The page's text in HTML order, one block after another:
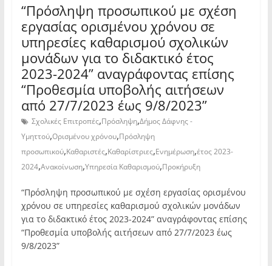
“Πρόσληψη προσωπικού με σχέση
εργασίας ορισμένου χρόνου σε
υπηρεσίες καθαρισμού σχολικών
μονάδων για το διδακτικό έτος
2023-2024” αναγράφοντας επίσης
“Προθεσμία υποβολής αιτήσεων
από 27/7/2023 έως 9/8/2023”
Σχολικές Επιτροπές,Πρόσληψη,Δήμος Δάφνης -
Υμηττού,Ορισμένου χρόνου,Πρόσληψη
προσωπικού,Καθαριστές,Καθαρίστριες,Ενημέρωση,έτος 2023-
2024,Ανακοίνωση,Υπηρεσία Καθαρισμού,Προκήρυξη
“Πρόσληψη προσωπικού με σχέση εργασίας ορισμένου
χρόνου σε υπηρεσίες καθαρισμού σχολικών μονάδων
για το διδακτικό έτος 2023-2024” αναγράφοντας επίσης
“Προθεσμία υποβολής αιτήσεων από 27/7/2023 έως
9/8/2023”